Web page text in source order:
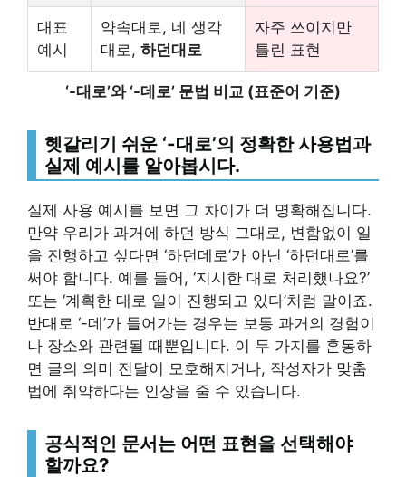
‘-대로’와 ‘-데로’ 문법 비교 (표준어 기준)
대표
예시
약속대로, 네 생각
대로, 하던대로
자주 쓰이지만
틀린 표현
헷갈리기 쉬운 ‘-대로’의 정확한 사용법과
실제 예시를 알아봅시다.
실제 사용 예시를 보면 그 차이가 더 명확해집니다.
만약 우리가 과거에 하던 방식 그대로, 변함없이 일
을 진행하고 싶다면 ‘하던데로’가 아닌 ‘하던대로’를
써야 합니다. 예를 들어, ‘지시한 대로 처리했나요?’
또는 ‘계획한 대로 일이 진행되고 있다’처럼 말이죠.
반대로 ‘-데’가 들어가는 경우는 보통 과거의 경험이
나 장소와 관련될 때뿐입니다. 이 두 가지를 혼동하
면 글의 의미 전달이 모호해지거나, 작성자가 맞춤
법에 취약하다는 인상을 줄 수 있습니다.
공식적인 문서는 어떤 표현을 선택해야
할까요?